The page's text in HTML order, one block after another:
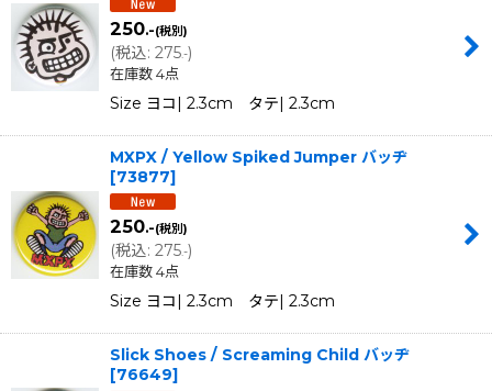
250.-(税別)
(税込: 275.-)
在庫数 4点
Size ヨコ| 2.3cm タテ| 2.3cm
MXPX / Yellow Spiked Jumper バッヂ
[73877]
250.-(税別)
(税込: 275.-)
在庫数 4点
Size ヨコ| 2.3cm タテ| 2.3cm
Slick Shoes / Screaming Child バッヂ
[76649]